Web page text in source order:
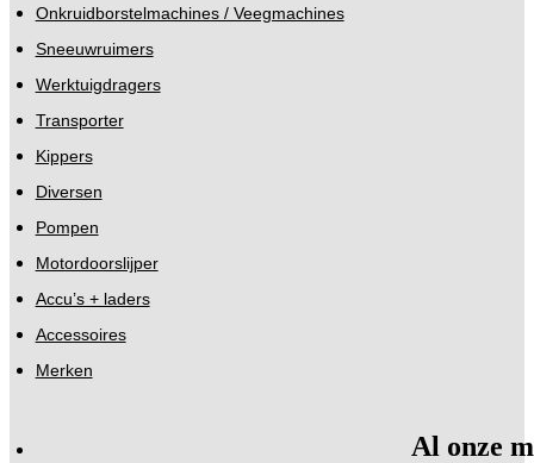
Onkruidborstelmachines / Veegmachines
Sneeuwruimers
Werktuigdragers
Transporter
Kippers
Diversen
Pompen
Motordoorslijper
Accu’s + laders
Accessoires
Merken
Al onze